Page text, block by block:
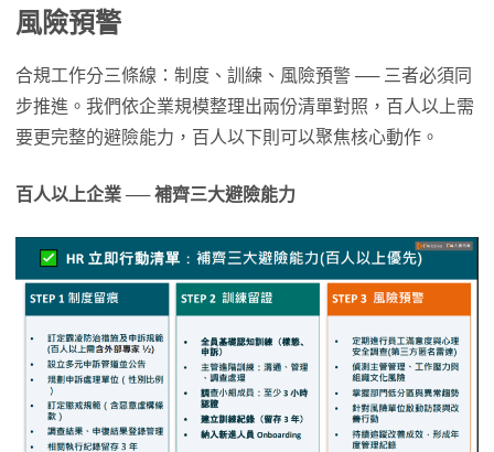
風險預警
合規工作分三條線：制度、訓練、風險預警 ── 三者必須同
步推進。我們依企業規模整理出兩份清單對照，百人以上需
要更完整的避險能力，百人以下則可以聚焦核心動作。
百人以上企業 ──補齊三大避險能力